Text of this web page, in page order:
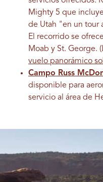
Mighty 5 que
de Utah "en un tour
El recorrido se
Moab y St. George.
vuelo panorámico
Campo Russ
disponible para
servicio al área de